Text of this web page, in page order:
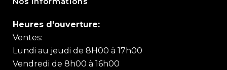
Heures d'ouverture:
Ventes:
Lundi au jeudi de 8H00 à 17h00
Vendredi de 8h00 à 16h00